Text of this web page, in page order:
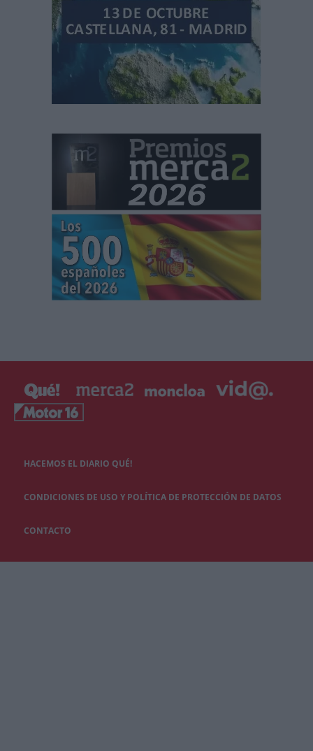
HACEMOS EL DIARIO QUÉ!
CONDICIONES DE USO Y POLÍTICA DE PROTECCIÓN DE DATOS
CONTACTO